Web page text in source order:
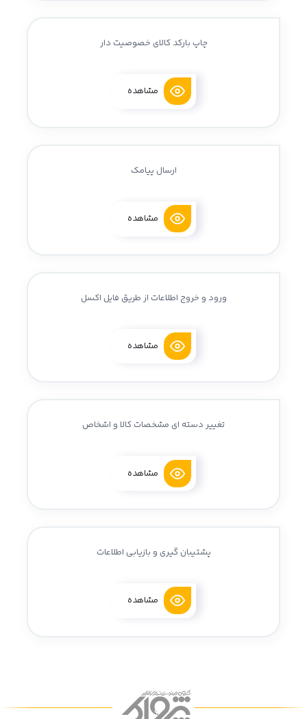
چاپ بارکد کالای خصوصیت دار
مشاهده
ارسال پیامک
مشاهده
ورود و خروج اطلاعات از طریق فایل اکسل
مشاهده
تغییر دسته ای مشخصات کالا و اشخاص
مشاهده
پشتیبان گیری و بازیابی اطلاعات
مشاهده